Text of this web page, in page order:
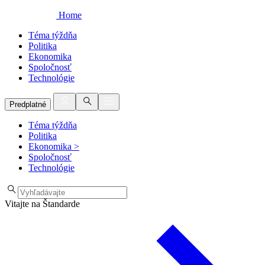
Home
Téma týždňa
Politika
Ekonomika
Spoločnosť
Technológie
Predplatné
Téma týždňa
Politika
Ekonomika >
Spoločnosť
Technológie
Vitajte na Štandarde